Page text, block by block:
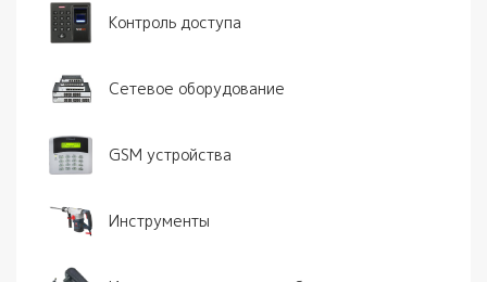
Контроль доступа
Сетевое оборудование
GSM устройства
Инструменты